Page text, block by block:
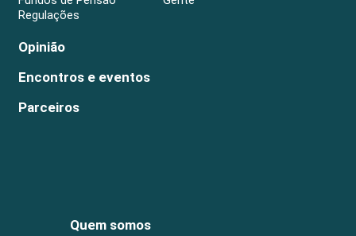
Regulações
Opinião
Encontros e eventos
Parceiros
Quem somos